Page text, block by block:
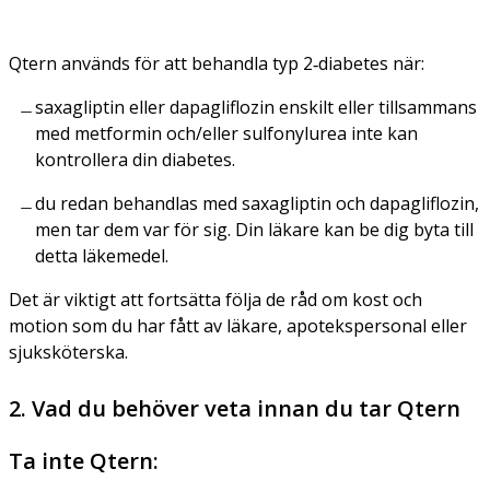
Qtern används för att behandla typ 2‑diabetes när:
saxagliptin eller dapagliflozin enskilt eller tillsammans
med metformin och/eller sulfonylurea inte kan
kontrollera din diabetes.
du redan behandlas med saxagliptin och dapagliflozin,
men tar dem var för sig. Din läkare kan be dig byta till
detta läkemedel.
Det är viktigt att fortsätta följa de råd om kost och
motion som du har fått av läkare, apotekspersonal eller
sjuksköterska.
2. Vad du behöver veta innan du tar Qtern
Ta inte Qtern: